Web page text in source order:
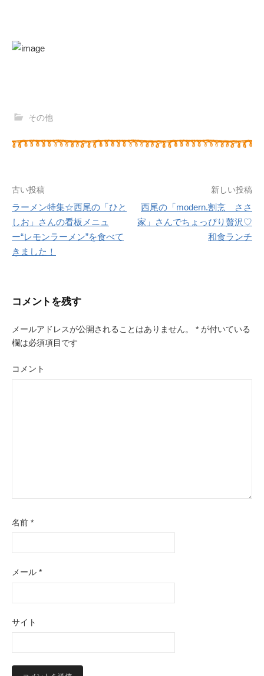
その他
投
稿
ゲ
ー
シ
ョ
古い投稿
ラーメン特集☆西尾の「ひと
しお」さんの看板メニュ
ー“レモンラーメン”を食べて
きました！
新しい投稿
西尾の「modern.割烹 ささ
家」さんでちょっぴり贅沢♡
和食ランチ
コメントを残す
メールアドレスが公開されることはありません。 * が付いている
欄は必須項目です
コメント
名前 *
メール *
サイト